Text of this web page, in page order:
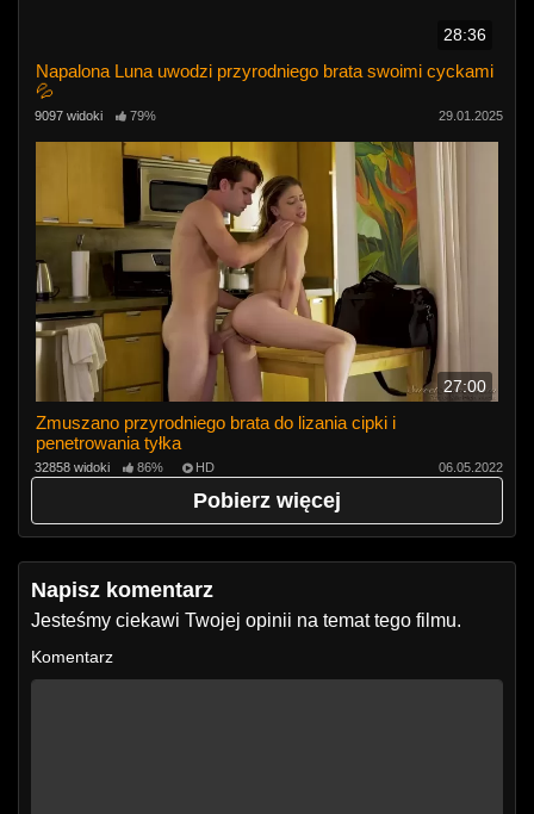
28:36
Napalona Luna uwodzi przyrodniego brata swoimi cyckami
💦
9097 widoki 79% 29.01.2025
27:00
Zmuszano przyrodniego brata do lizania cipki i
penetrowania tyłka
32858 widoki 86% HD 06.05.2022
Pobierz więcej
Napisz komentarz
Jesteśmy ciekawi Twojej opinii na temat tego filmu.
Komentarz